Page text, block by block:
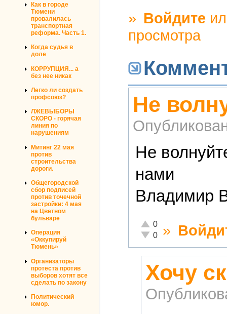
Как в городе
Тюмени
провалилась
транспортная
реформа. Часть 1.
Когда судья в
доле
КОРРУПЦИЯ... а
без нее никак
Легко ли создать
профсоюз?
ЛЖЕВЫБОРЫ
СКОРО - горячая
линия по
нарушениям
Митинг 22 мая
против
строительства
дороги.
Общегородской
сбор подписей
против точечной
застройки: 4 мая
на Цветном
бульваре
Операция
«Оккупируй
Тюмень»
Организаторы
протеста против
выборов хотят все
сделать по закону
Политический
юмор.
» Войдите
просмотра
Не
Не
нами
Владимир
Отлично!
0
Неадекватно!
0 »
Хочу